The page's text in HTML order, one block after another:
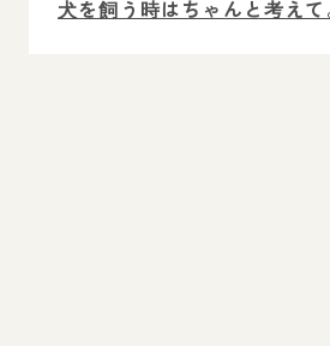
犬を飼う時はちゃんと考え